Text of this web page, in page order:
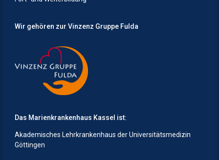
Wir gehören zur Vinzenz Gruppe Fulda
Das Marienkrankenhaus Kassel ist:
Akademisches Lehrkrankenhaus der Universitätsmedizin
Göttingen